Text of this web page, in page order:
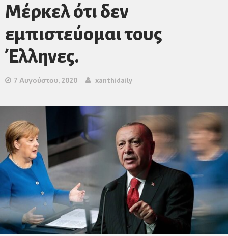
Μέρκελ ότι δεν
εμπιστεύομαι τους
Έλληνες.
7 Αυγούστου, 2020 xanthidaily